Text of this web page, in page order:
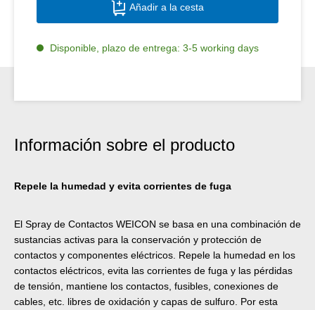
Añadir a la cesta
Disponible, plazo de entrega: 3-5 working days
Información sobre el producto
Repele la humedad y evita corrientes de fuga
El Spray de Contactos WEICON se basa en una combinación de
sustancias activas para la conservación y protección de
contactos y componentes eléctricos. Repele la humedad en los
contactos eléctricos, evita las corrientes de fuga y las pérdidas
de tensión, mantiene los contactos, fusibles, conexiones de
cables, etc. libres de oxidación y capas de sulfuro. Por esta